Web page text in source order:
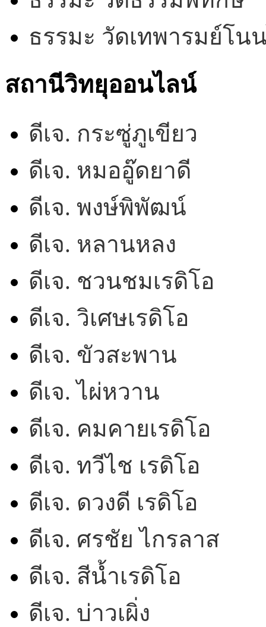
ธรรมะ วัดเทพารมย์โน
สถานีวิทยุออนไลน์
ดีเจ. กระซู่ภูเขียว
ดีเจ. หมออู๊ดยาดี
ดีเจ. พงษ์พิพัฒน์
ดีเจ. หลานหลง
ดีเจ. ชวนชมเรดิโอ
ดีเจ. วิเศษเรดิโอ
ดีเจ. ขัวสะพาน
ดีเจ. ไผ่หวาน
ดีเจ. คมคายเรดิโอ
ดีเจ. ทวีไช เรดิโอ
ดีเจ. ดวงดี เรดิโอ
ดีเจ. ศรชัย ไกรลาส
ดีเจ. สีน้ำเรดิโอ
ดีเจ. บ่าวเผิ่ง